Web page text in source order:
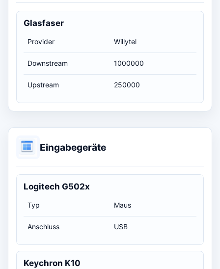
Glasfaser
Provider Willytel
Downstream 1000000
Upstream 250000
Eingabegeräte
Logitech G502x
Typ Maus
Anschluss USB
Keychron K10